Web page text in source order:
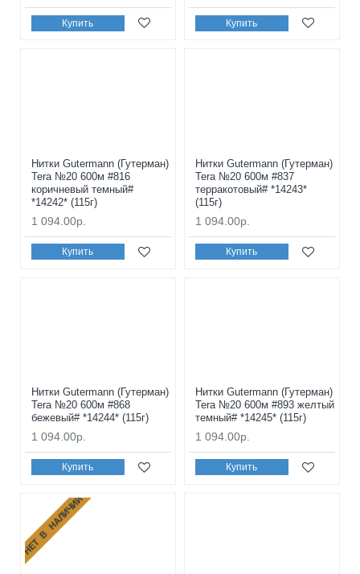
Купить Купить
Нитки Gutermann (Гутерман)
Tera №20 600м #816
коричневый темный#
*14242* (115г)
1 094.00р.
Купить
Нитки Gutermann (Гутерман)
Tera №20 600м #837
терракотовый# *14243*
(115г)
1 094.00р.
Купить
Нитки Gutermann (Гутерман)
Tera №20 600м #868
бежевый# *14244* (115г)
1 094.00р.
Купить
Нитки Gutermann (Гутерман)
Tera №20 600м #893 желтый
темный# *14245* (115г)
1 094.00р.
Купить
НЕТ В НАЛИЧИИ